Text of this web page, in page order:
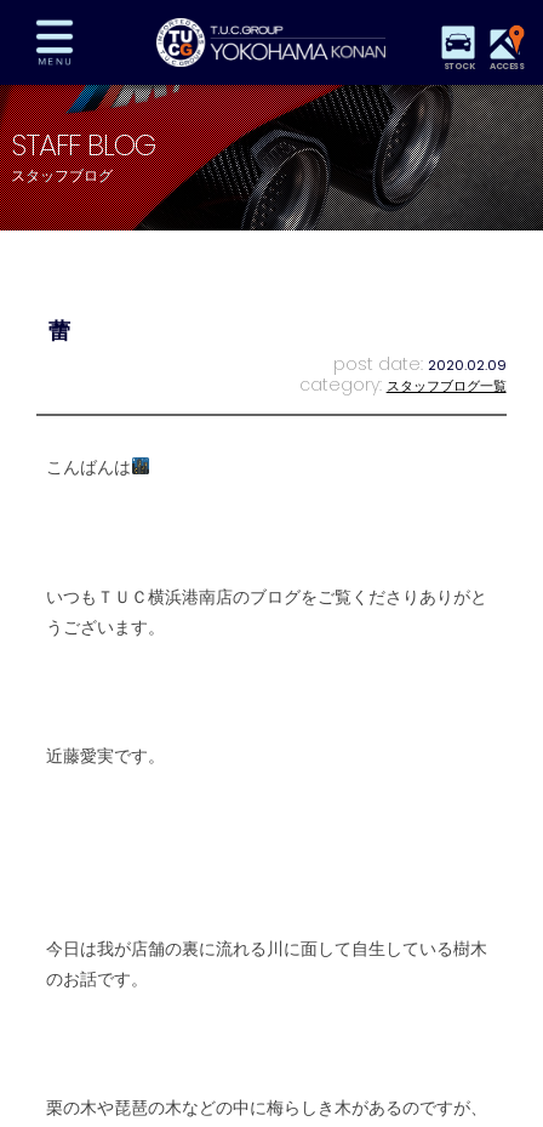
STOCK ACCESS
在庫車両情報 保証&サービス パーツリスト
TUCとは？ 店舗情報 アクセスマップ
全国納車 特別作業 注文販売
STAFF BLOG
スタッフブログ
蕾
post date: 2020.02.09
category: スタッフブログ一覧
こんばんは
いつも ＴＵＣ横浜港南店のブログをご覧くださりありがと
うございます。
近藤愛実です。
今日は我が店舗の裏に流れる川に面して自生している樹木
のお話です。
栗の木や琵琶の木などの中に梅らしき木があるのですが、